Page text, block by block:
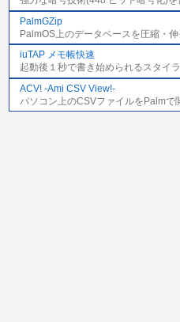
PalmGZip
PalmOS上のデータベースを圧縮・伸
iuTAP メモ帳快速
起動後１秒で書き始められるスタイ
ACV! -Ami CSV View!-
パソコン上のCSVファイルをPalmで